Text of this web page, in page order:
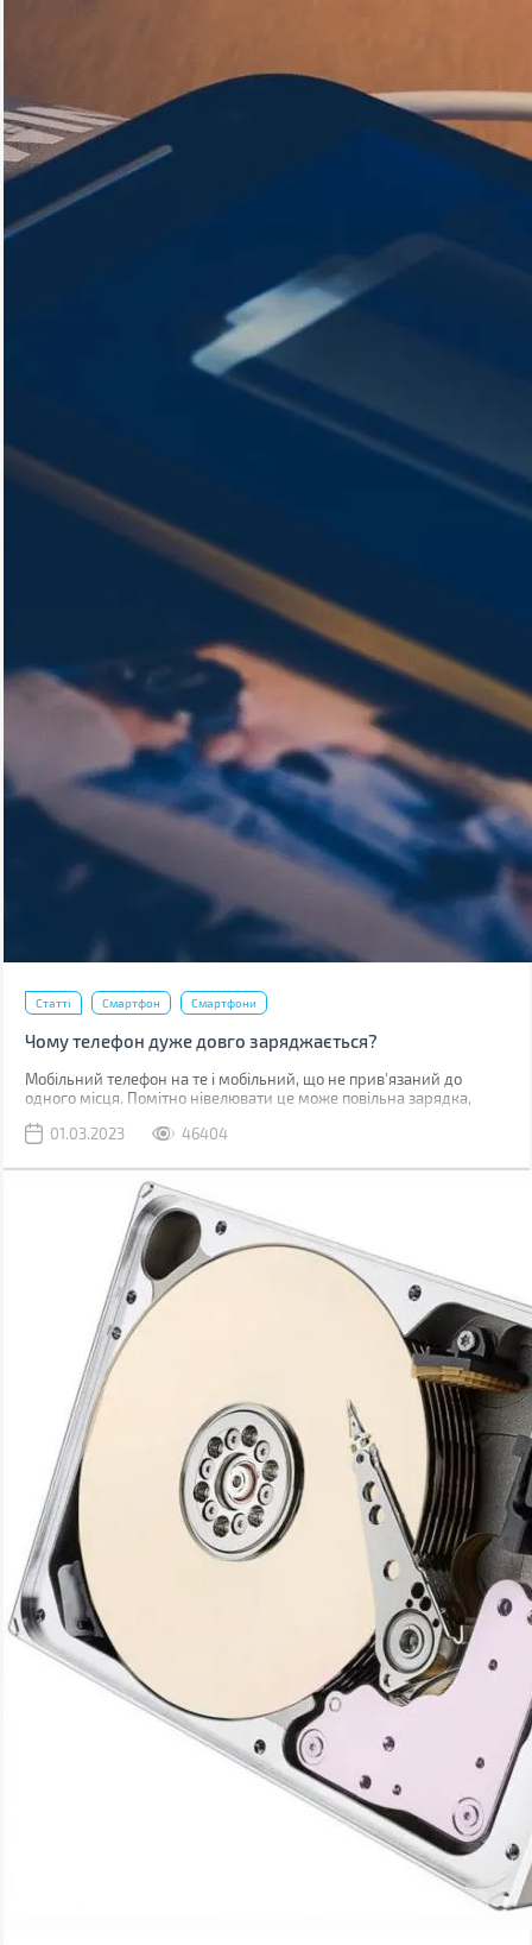
Статті Смартфон Смартфони
Чому телефон дуже довго заряджається?
Мобільний телефон на те і мобільний, що не прив'язаний до
одного місця. Помітно нівелювати це може повільна зарядка,
01.03.2023
46404